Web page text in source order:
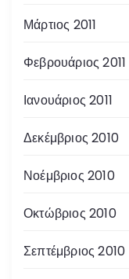
Μάρτιος 2011
Φεβρουάριος 2011
Ιανουάριος 2011
Δεκέμβριος 2010
Νοέμβριος 2010
Οκτώβριος 2010
Σεπτέμβριος 2010